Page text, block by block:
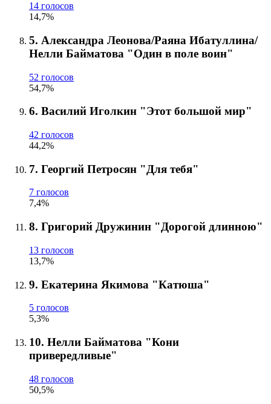
14 голосов
14,7%
5. Александра Леонова/Раяна Ибатуллина/
Нелли Байматова "Один в поле воин"
52 голосов
54,7%
6. Василий Иголкин "Этот большой мир"
42 голосов
44,2%
7. Георгий Петросян "Для тебя"
7 голосов
7,4%
8. Григорий Дружинин "Дорогой длинною"
13 голосов
13,7%
9. Екатерина Якимова "Катюша"
5 голосов
5,3%
10. Нелли Байматова "Кони
привередливые"
48 голосов
50,5%